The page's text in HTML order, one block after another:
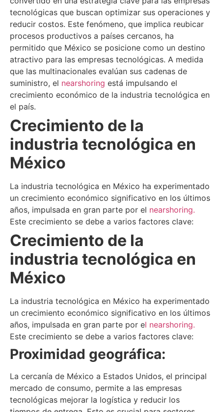
tecnológicas que buscan optimizar sus operaciones y
reducir costos. Este fenómeno, que implica reubicar
procesos productivos a países cercanos, ha
permitido que México se posicione como un destino
atractivo para las empresas tecnológicas. A medida
que las multinacionales evalúan sus cadenas de
suministro, el nearshoring está impulsando el
crecimiento económico de la industria tecnológica en
el país.
Crecimiento de la
industria tecnológica en
México
La industria tecnológica en México ha experimentado
un crecimiento económico significativo en los últimos
años, impulsada en gran parte por el nearshoring.
Este crecimiento se debe a varios factores clave:
Crecimiento de la
industria tecnológica en
México
La industria tecnológica en México ha experimentado
un crecimiento económico significativo en los últimos
años, impulsada en gran parte por el nearshoring.
Este crecimiento se debe a varios factores clave:
Proximidad geográfica:
La cercanía de México a Estados Unidos, el principal
mercado de consumo, permite a las empresas
tecnológicas mejorar la logística y reducir los